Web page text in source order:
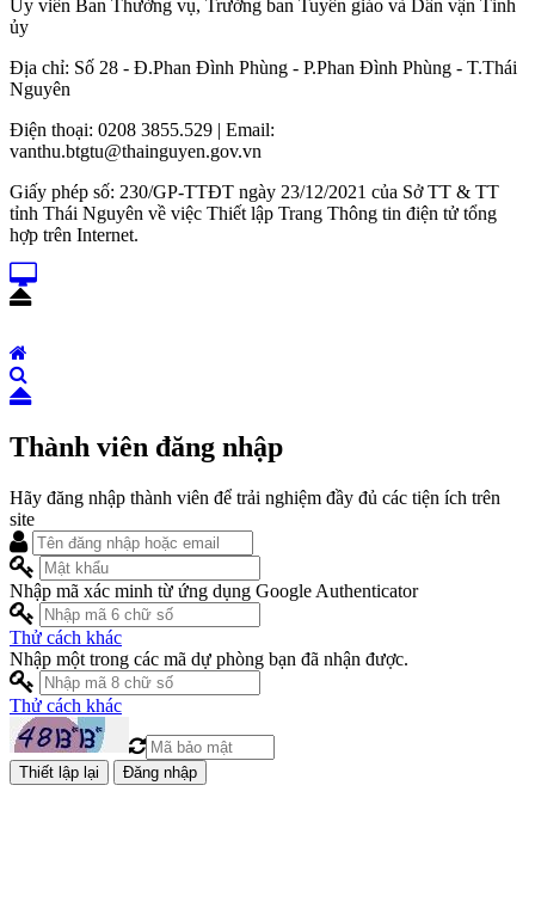
Ủy viên Ban Thường vụ, Trưởng ban Tuyên giáo và Dân vận Tỉnh
ủy
Địa chỉ: Số 28 - Đ.Phan Đình Phùng - P.Phan Đình Phùng - T.Thái
Nguyên
Điện thoại: 0208 3855.529 | Email:
vanthu.btgtu@thainguyen.gov.vn
Giấy phép số: 230/GP-TTĐT ngày 23/12/2021 của Sở TT & TT
tỉnh Thái Nguyên về việc Thiết lập Trang Thông tin điện tử tổng
hợp trên Internet.
Thành viên đăng nhập
Hãy đăng nhập thành viên để trải nghiệm đầy đủ các tiện ích trên
site
Nhập mã xác minh từ ứng dụng Google Authenticator
Thử cách khác
Nhập một trong các mã dự phòng bạn đã nhận được.
Thử cách khác
Đăng nhập